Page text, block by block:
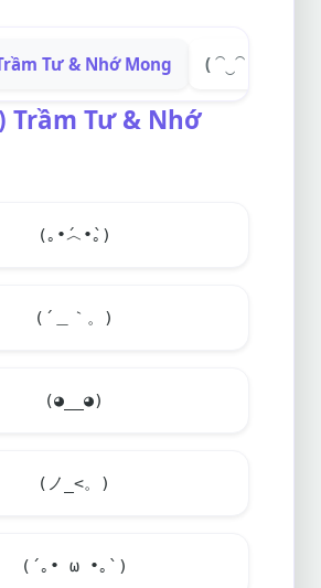
Tư & Nhớ Mong ( ⁀‿⁀ ) Hoài
) Trầm Tư & Nhớ
(｡•́︿•̀｡)
(´＿｀。)
(◕__◕)
(ノ_<。)
(´｡• ω •｡`)